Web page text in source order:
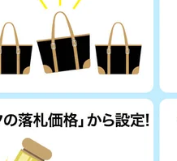
定をゾロ目にしてい
手数料と送料はどうな
より高い価格設定に
は値下げ交渉ありき